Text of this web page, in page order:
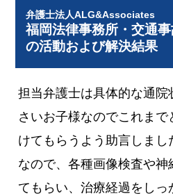
弁護士法人ALG&Associates
福岡法律事務所・交通
の活動および解決結果
担当弁護士は具体的な通
さいお子様なのでこれま
けてもらうよう助言しまし
なので、各種画像検査や神
てもらい、治療経過をしっ